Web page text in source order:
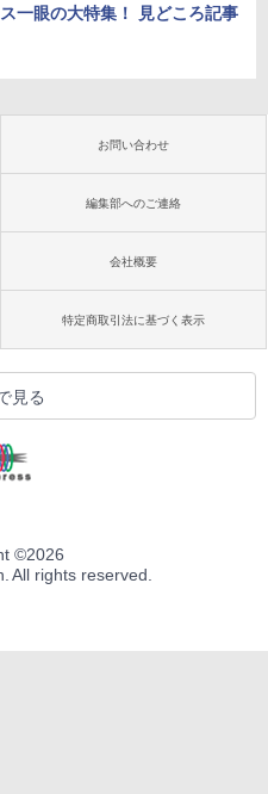
一眼の大特集！ 見どころ記事
お問い合わせ
編集部へのご連絡
会社概要
特定商取引法に基づく表示
見る
©2026
All rights reserved.